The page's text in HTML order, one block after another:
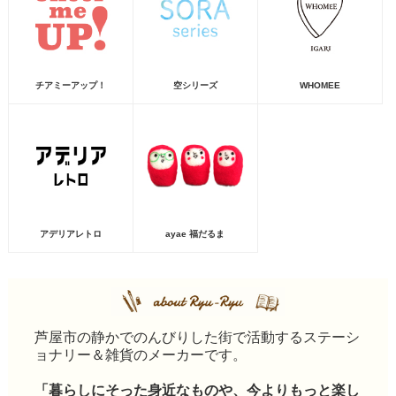
チアミーアップ！ 空シリーズ WHOMEE
アデリアレトロ ayae 福だるま
芦屋市の静かでのんびりした街で活動するステーシ
ョナリー＆雑貨のメーカーです。
「暮らしにそった身近なものや、今よりもっと楽し